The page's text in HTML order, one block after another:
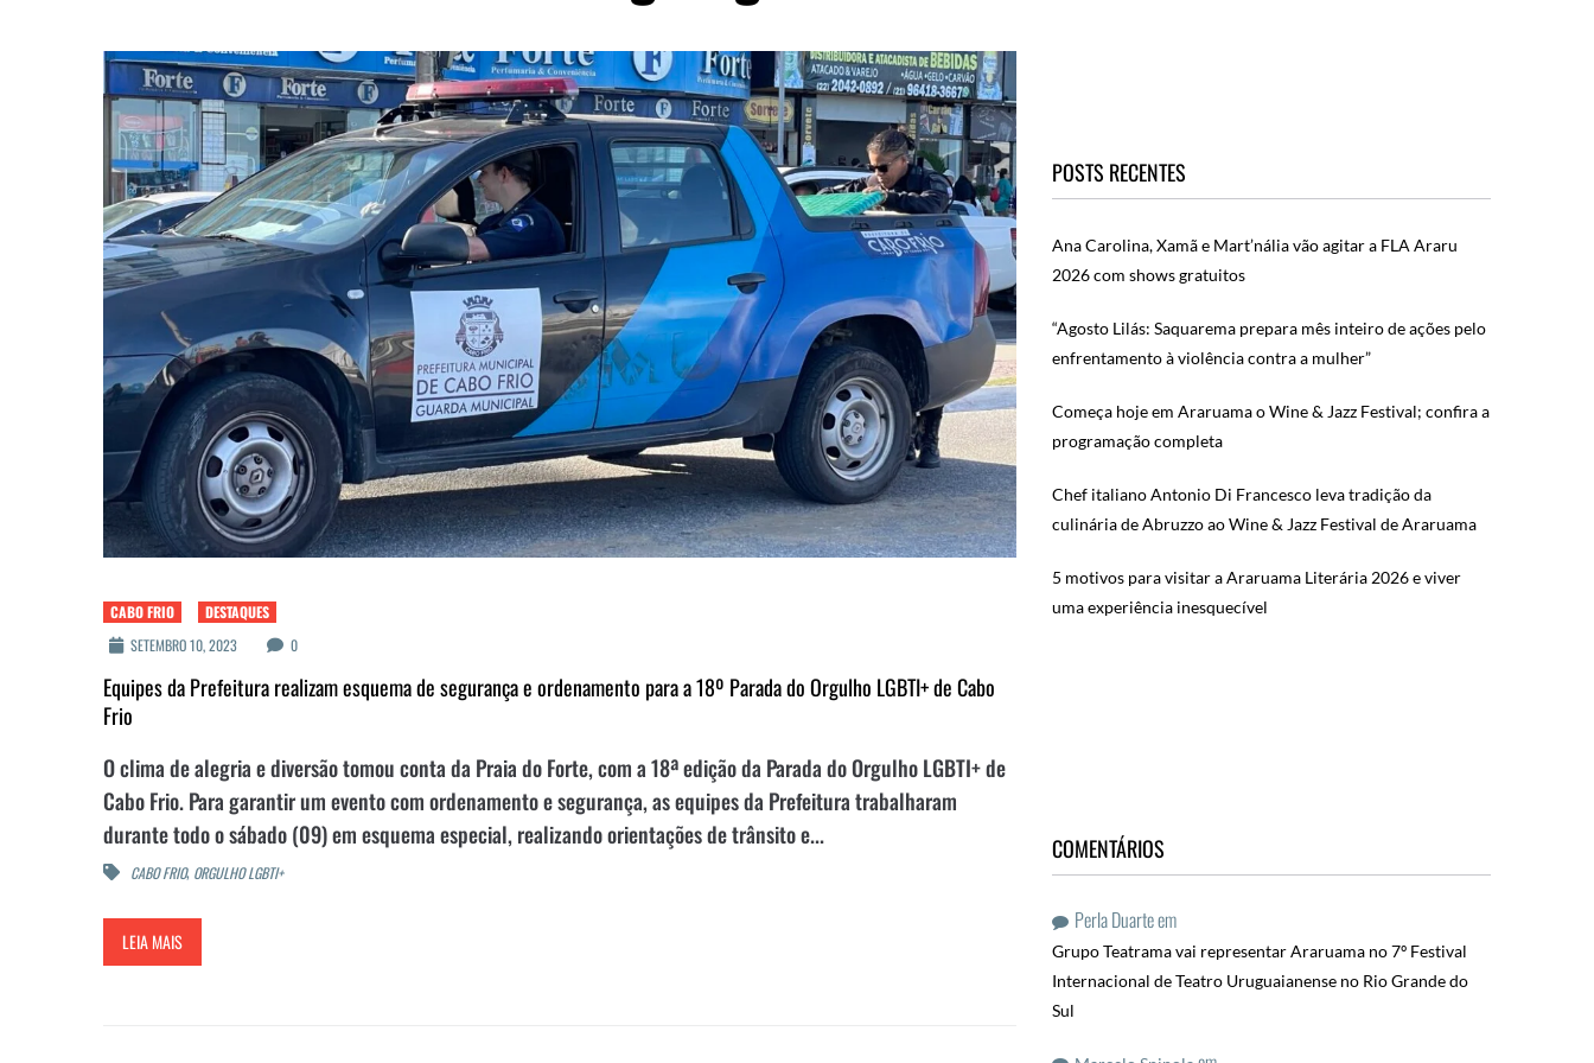
CABO FRIO
DESTAQUES
SETEMBRO 10, 2023
0
Equipes da Prefeitura realizam esquema de segurança e ordenamento para a 18º Parada do Orgulho LGBTI+ de Cabo
Frio
O clima de alegria e diversão tomou conta da Praia do Forte, com a 18ª edição da Parada do Orgulho LGBTI+ de
Cabo Frio. Para garantir um evento com ordenamento e segurança, as equipes da Prefeitura trabalharam
durante todo o sábado (09) em esquema especial, realizando orientações de trânsito e...
CABO FRIO, ORGULHO LGBTI+
LEIA MAIS
POSTS RECENTES
Ana Carolina, Xamã e Mart’nália vão agitar a FLA Araru
2026 com shows gratuitos
“Agosto Lilás: Saquarema prepara mês inteiro de ações pelo
enfrentamento à violência contra a mulher”
Começa hoje em Araruama o Wine & Jazz Festival; confira a
programação completa
Chef italiano Antonio Di Francesco leva tradição da
culinária de Abruzzo ao Wine & Jazz Festival de Araruama
5 motivos para visitar a Araruama Literária 2026 e viver
uma experiência inesquecível
COMENTÁRIOS
Perla Duarteem
Grupo Teatrama vai representar Araruama no 7º Festival
Internacional de Teatro Uruguaianense no Rio Grande do
Sul